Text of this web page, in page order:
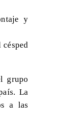
y
grupo
La
a las